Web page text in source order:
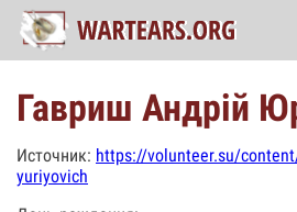
Гавриш Андрій
Источник: https://volunteer.su/
yuriyovich